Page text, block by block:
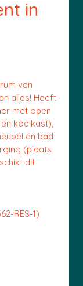
in
van
alles! Heeft
met open
koelkast),
en bad
(plaats
dit
RES-1)